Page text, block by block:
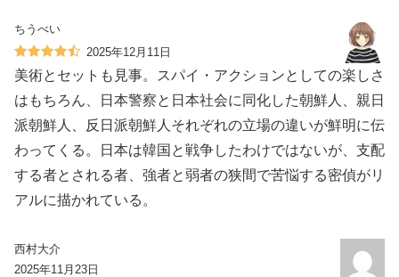
ちうべい
2025年12月11日
美術とセットも見事。スパイ・アクションとしての楽しさ
はもちろん、日本警察と日本社会に同化した朝鮮人、親日
派朝鮮人、反日派朝鮮人それぞれの立場の違いが鮮明に伝
わってくる。日本は韓国と戦争したわけではないが、支配
する者とされる者、強者と弱者の狭間で苦悩する密偵がリ
アルに描かれている。
西村大介
2025年11月23日